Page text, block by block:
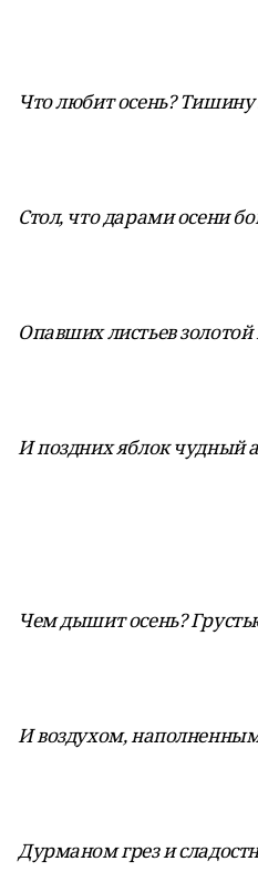
Что любит осень? Тишину
Стол, что дарами осени
Опавших листьев золотой
И поздних яблок чудный
Чем дышит осень?
И воздухом,
Дурманом грез и